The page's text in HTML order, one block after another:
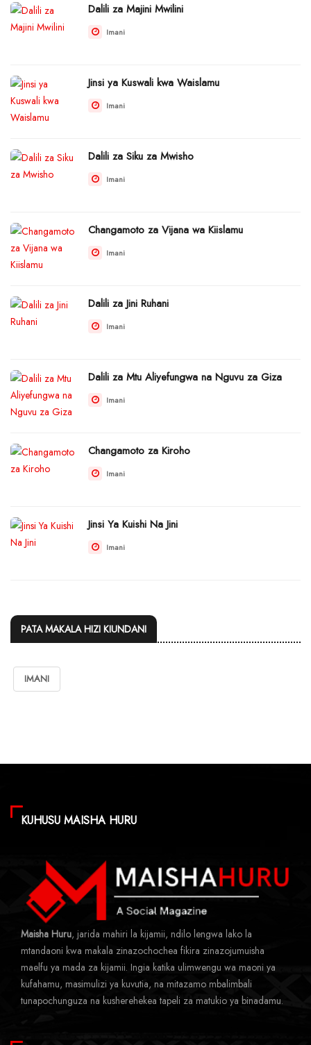
Dalili za Majini Mwilini
Imani
Jinsi ya Kuswali kwa Waislamu
Imani
Dalili za Siku za Mwisho
Imani
Changamoto za Vijana wa Kiislamu
Imani
Dalili za Jini Ruhani
Imani
Dalili za Mtu Aliyefungwa na Nguvu za Giza
Imani
Changamoto za Kiroho
Imani
Jinsi Ya Kuishi Na Jini
Imani
PATA MAKALA HIZI KIUNDANI
IMANI
KUHUSU MAISHA HURU
Maisha Huru, jarida mahiri la kijamii, ndilo lengwa lako la
mtandaoni kwa makala zinazochochea fikira zinazojumuisha
maelfu ya mada za kijamii. Ingia katika ulimwengu wa maoni ya
kufahamu, masimulizi ya kuvutia, na mitazamo mbalimbali
tunapochunguza na kusherehekea tapeli za matukio ya binadamu.